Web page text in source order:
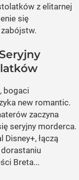
z elitarnej
się
bogaci
new romantic.
zaczyna
seryjny morderca.
łączą
Breta...